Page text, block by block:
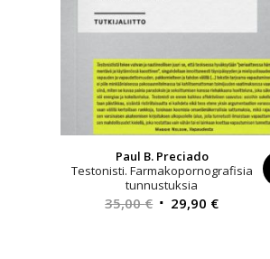
Paul B. Preciado
Testonisti. Farmakopornografisia
tunnustuksia
35,00€ Alkuperäinen
29,90 €Nykyinen